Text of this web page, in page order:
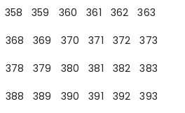
358 359 360 361 362
363
368 369 370 371 372
373
378 379 380 381 382
383
388 389 390 391 392
393